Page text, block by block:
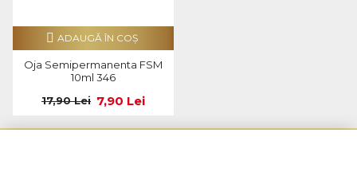
Oja Semipermanenta FSM
10ml 346
7,90 Lei
17,90 Lei
ADAUGĂ ÎN COŞ